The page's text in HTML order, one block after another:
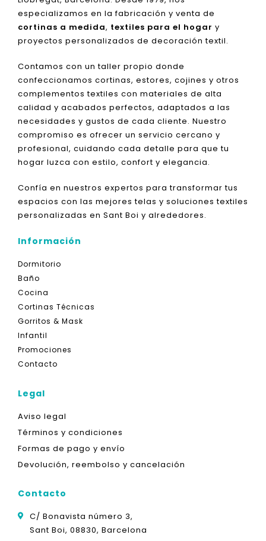
especializamos en la fabricación y venta de
cortinas a medida, textiles para el hogar y
proyectos personalizados de decoración textil.
Contamos con un taller propio donde
confeccionamos cortinas, estores, cojines y otros
complementos textiles con materiales de alta
calidad y acabados perfectos, adaptados a las
necesidades y gustos de cada cliente. Nuestro
compromiso es ofrecer un servicio cercano y
profesional, cuidando cada detalle para que tu
hogar luzca con estilo, confort y elegancia.
Confía en nuestros expertos para transformar tus
espacios con las mejores telas y soluciones textiles
personalizadas en Sant Boi y alrededores.
Información
Dormitorio
Baño
Cocina
Cortinas Técnicas
Gorritos & Mask
Infantil
Promociones
Contacto
Legal
Aviso legal
Términos y condiciones
Formas de pago y envío
Devolución, reembolso y cancelación
Contacto
C/ Bonavista número 3,
Sant Boi, 08830, Barcelona